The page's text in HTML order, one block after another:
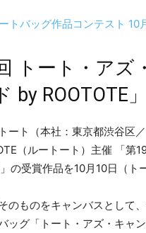
トート・ア
by ROOTOTE
ート（本社：東京都渋谷区
（ルートート）主催 「第
の受賞作品を10月10日（
のものをキャンバスとして
ッグ「トート・アズ・キャ